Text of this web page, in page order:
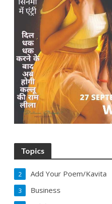
Topics
Add Your Poem/Kavita
2
Business
3